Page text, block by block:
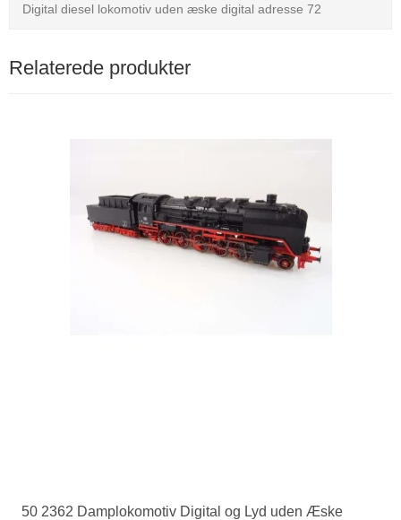
Digital diesel lokomotiv uden æske digital adresse 72
Relaterede produkter
50 2362 Damplokomotiv Digital og Lyd uden Æske